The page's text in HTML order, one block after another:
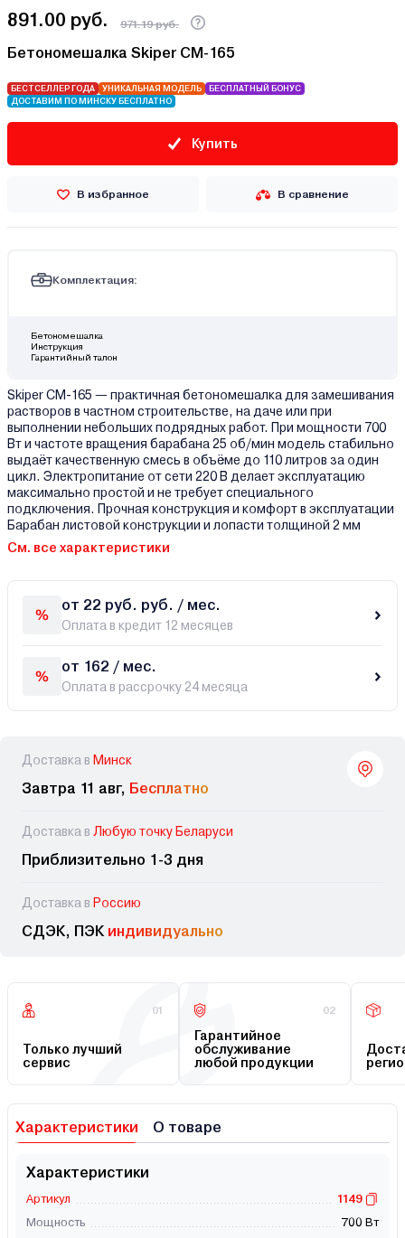
891.00 руб. 971.19 руб.
Бетономешалка Skiper CM-165
БЕСТСЕЛЛЕР ГОДА УНИКАЛЬНАЯ МОДЕЛЬ
БЕСПЛАТНЫЙ БОНУС
ДОСТАВИМ ПО МИНСКУ БЕСПЛАТНО
Купить
В избранное В сравнение
Комплектация:
Бетономешалка
Инструкция
Гарантийный талон
Skiper CM-165 — практичная бетономешалка для замешивания
растворов в частном строительстве, на даче или при
выполнении небольших подрядных работ. При мощности 700
Вт и частоте вращения барабана 25 об/мин модель стабильно
выдаёт качественную смесь в объёме до 110 литров за один
цикл. Электропитание от сети 220 В делает эксплуатацию
максимально простой и не требует специального
подключения. Прочная конструкция и комфорт в эксплуатации
Барабан листовой конструкции и лопасти толщиной 2 мм
См. все характеристики
от 22 руб. руб. / мес.
Оплата в кредит 12 месяцев
от 162 / мес.
Оплата в рассрочку 24 месяца
Доставка в Минск
Завтра 11 авг, Бесплатно
Доставка в Любую точку Беларуси
Приблизительно 1-3 дня
Доставка в Россию
СДЭК, ПЭК индивидуально
01
Только лучший
сервис
02
Гарантийное
обслуживание
любой продукции
Характеристики О товаре
Характеристики
Артикул
1149
Мощность
700 Вт